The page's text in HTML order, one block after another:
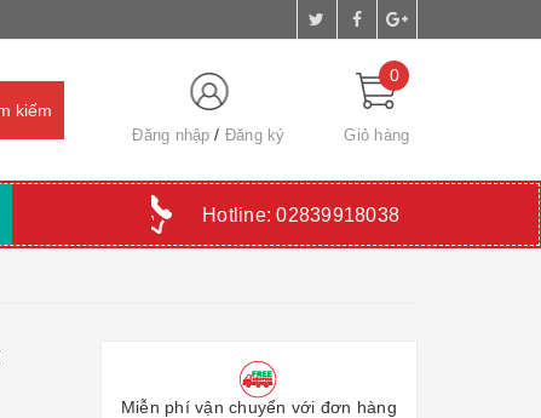
Đăng nhập Đăng ký
0
Giỏ hàng
Hotline:02839918038
Miễn phí vận chuyển với đơn hàng